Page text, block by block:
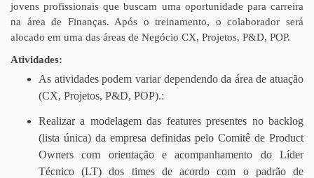
jovens profissionais que buscam uma oportunidade para carreira
na área de Finanças. Após o treinamento, o colaborador será
alocado em uma das áreas de Negócio CX, Projetos, P&D, POP.
Atividades:
As atividades podem variar dependendo da área de atuação
(CX, Projetos, P&D, POP).:
Realizar a modelagem das features presentes no backlog
(lista única) da empresa definidas pelo Comitê de Product
Owners com orientação e acompanhamento do Líder
Técnico (LT) dos times de acordo com o padrão de